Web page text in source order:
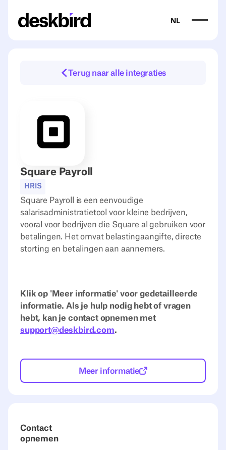
NL
Terug naar alle integraties
Square Payroll
HRIS
Square Payroll is een eenvoudige
salarisadministratietool voor kleine bedrijven,
vooral voor bedrijven die Square al gebruiken voor
betalingen. Het omvat belastingaangifte, directe
storting en betalingen aan aannemers.
Klik op 'Meer informatie' voor gedetailleerde
informatie. Als je hulp nodig hebt of vragen
hebt, kan je contact opnemen met
support@deskbird.com.
Meer informatie
Contact
opnemen